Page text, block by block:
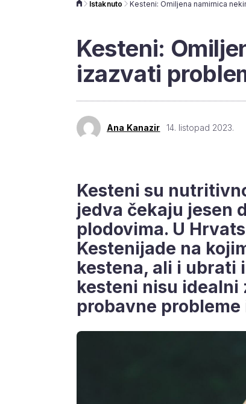
Istaknuto
Kesteni:
izazvati
Ana Kanazir 14. listopad 2023.
Kesteni su
jedva čekaju jesen
plodovima. U
Kestenijade na
kestena, ali i ubrati
kesteni nisu idealni
probavne